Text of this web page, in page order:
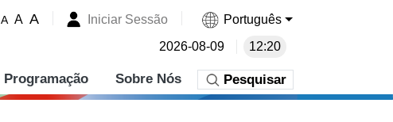
A A A Iniciar Sessão Português
2026-08-09 12:20
Programação Sobre Nós Pesquisar